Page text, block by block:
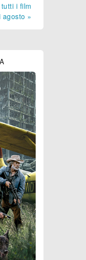
i film
agosto »